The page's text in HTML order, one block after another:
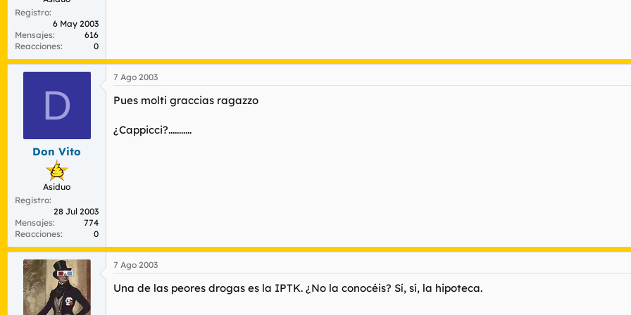
Registro
6 May 2003
Mensajes
616
Reacciones
0
D
Don Vito
Asiduo
Registro
28 Jul 2003
Mensajes
774
Reacciones
0
7 Ago 2003
Pues molti graccias ragazzo
¿Cappicci?...........
7 Ago 2003
Una de las peores drogas es la IPTK. ¿No la conocéis? Sí, sí, la hipoteca.